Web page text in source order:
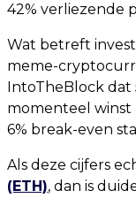
42% verliezende
Wat betreft
meme-
IntoTheBlock dat
momenteel winst
6% break-even
Als deze cijfers
(ETH), dan is